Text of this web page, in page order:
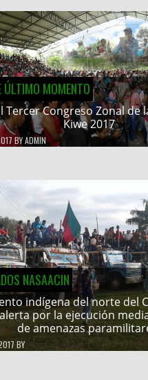
ÚLTIMO MOMENTO
Tercer Congreso Zonal de
Kiwe 2017
BYADMIN
NASAACIN
indígena del norte del
por la ejecución
de amenazas
BY